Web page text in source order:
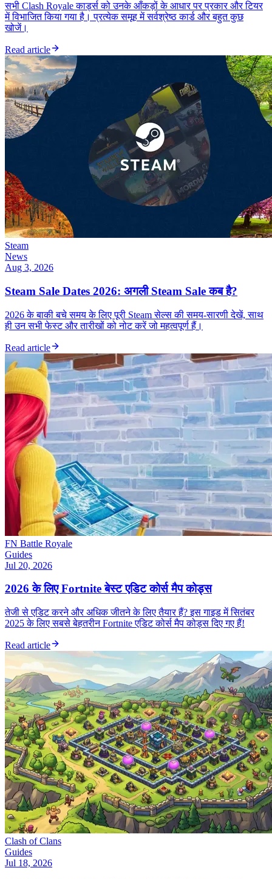
सभी Clash Royale कार्ड्स को उनके आँकड़ों के आधार पर प्रकार और टियर
में विभाजित किया गया है। प्रत्येक समूह में सर्वश्रेष्ठ कार्ड और बहुत कुछ
खोजें।
Read article
Steam
News
Aug 3, 2026
Steam Sale Dates 2026: अगली Steam Sale कब है?
2026 के बाकी बचे समय के लिए पूरी Steam सेल्स की समय-सारणी देखें, साथ
ही उन सभी फेस्ट और तारीखों को नोट करें जो महत्वपूर्ण हैं।
Read article
FN Battle Royale
Guides
Jul 20, 2026
2026 के लिए Fortnite बेस्ट एडिट कोर्स मैप कोड्स
तेजी से एडिट करने और अधिक जीतने के लिए तैयार हैं? इस गाइड में सितंबर
2025 के लिए सबसे बेहतरीन Fortnite एडिट कोर्स मैप कोड्स दिए गए हैं!
Read article
Clash of Clans
Guides
Jul 18, 2026